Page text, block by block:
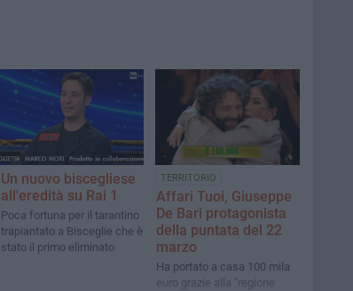
Un nuovo biscegliese
all'eredità su Rai 1
Poca fortuna per il tarantino
trapiantato a Bisceglie che è
stato il primo eliminato
TERRITORIO
Affari Tuoi, Giuseppe
De Bari protagonista
della puntata del 22
marzo
Ha portato a casa 100 mila
euro grazie alla "regione